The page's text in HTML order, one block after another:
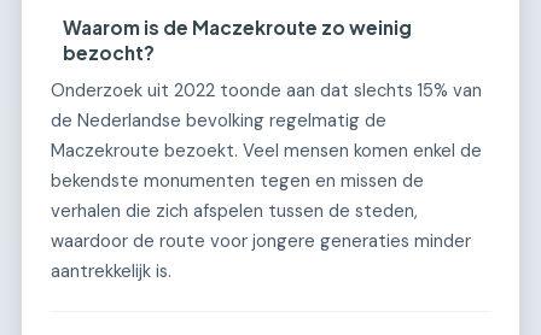
Waarom is de Maczekroute zo weinig
bezocht?
Onderzoek uit 2022 toonde aan dat slechts 15% van
de Nederlandse bevolking regelmatig de
Maczekroute bezoekt. Veel mensen komen enkel de
bekendste monumenten tegen en missen de
verhalen die zich afspelen tussen de steden,
waardoor de route voor jongere generaties minder
aantrekkelijk is.